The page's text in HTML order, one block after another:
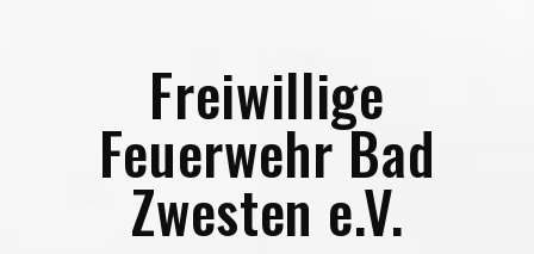
Freiwillige
Feuerwehr Bad
Zwesten e.V.